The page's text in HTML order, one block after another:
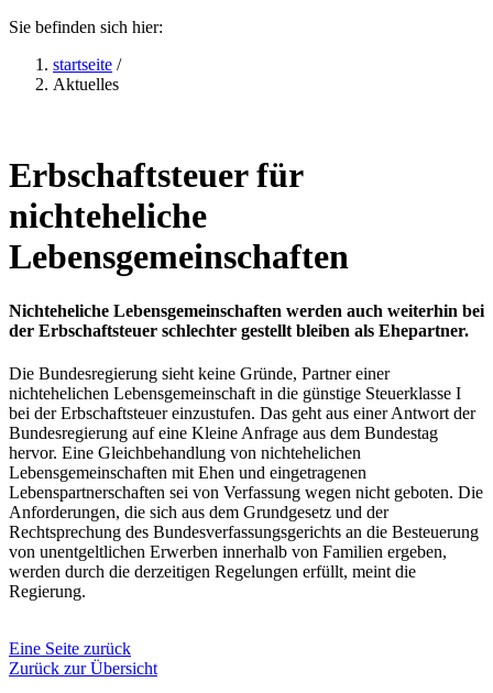
Sie befinden sich hier:
startseite /
Aktuelles
Erbschaftsteuer für
nichteheliche
Lebensgemeinschaften
Nichteheliche Lebensgemeinschaften werden auch weiterhin bei
der Erbschaftsteuer schlechter gestellt bleiben als Ehepartner.
Die Bundesregierung sieht keine Gründe, Partner einer
nichtehelichen Lebensgemeinschaft in die günstige Steuerklasse I
bei der Erbschaftsteuer einzustufen. Das geht aus einer Antwort der
Bundesregierung auf eine Kleine Anfrage aus dem Bundestag
hervor. Eine Gleichbehandlung von nichtehelichen
Lebensgemeinschaften mit Ehen und eingetragenen
Lebenspartnerschaften sei von Verfassung wegen nicht geboten. Die
Anforderungen, die sich aus dem Grundgesetz und der
Rechtsprechung des Bundesverfassungsgerichts an die Besteuerung
von unentgeltlichen Erwerben innerhalb von Familien ergeben,
werden durch die derzeitigen Regelungen erfüllt, meint die
Regierung.
Eine Seite zurück
Zurück zur Übersicht